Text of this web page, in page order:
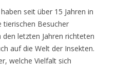
seit über 15 Jahren in
tierischen Besucher
letzten Jahren richteten
auf die Welt der Insekten.
welche Vielfalt sich